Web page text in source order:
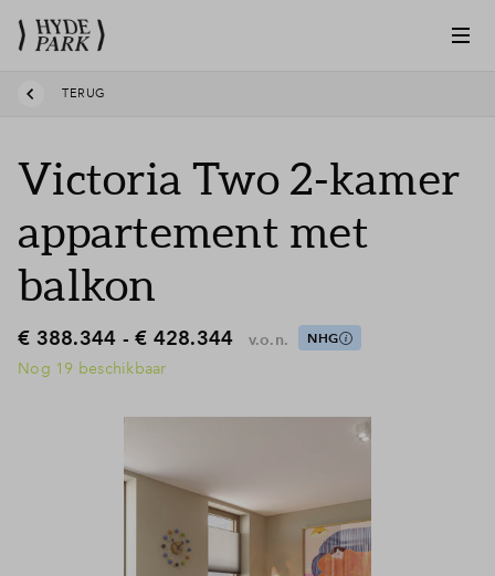
TERUG
Victoria Two 2-kamer
appartement met
balkon
€ 388.344 - € 428.344 v.o.n. NHG
Nog 19 beschikbaar